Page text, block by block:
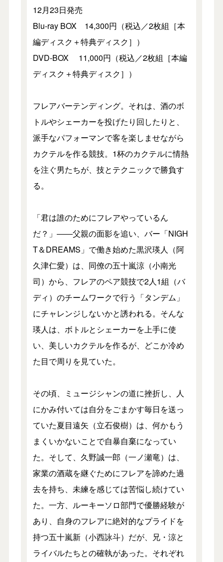
12月23日発売
Blu-ray BOX 14,300円（税込／2枚組［本
編ディスク＋特典ディスク］）
DVD-BOX 11,000円（税込／2枚組［本編
ディスク＋特典ディスク］）
フレアバーテンディング。それは、酒のボ
トルやシェーカーを投げたり回したりと、
派手なパフォーマンで客を楽しませながら
カクテルを作る競技。1杯のカクテルに情熱
を注ぐ男たちが、技とテクニックで勝負す
る。
「君は誰のためにフレアやっているん
だ？」――父親の面影を追い、バー「NIGH
T＆DREAMS」で働き始めた黒沢瑛人（阿
久津仁愛）は、同僚の五十嵐涼（小南光
司）から、フレアのペア競技で2人1組（バ
ディ）のチームワークで行う「タンデム」
にチャレンジしないかと誘われる。そんな
瑛人は、ボトルとシェーカーを上手に使
い、美しいカクテルを作るが、どこか冷め
た目で周りを見ていた。
その頃、ミュージシャンの道に挫折し、人
にかみ付いては自分をごまかす毎日を送っ
ていた夏目遠矢（立石俊樹）は、何かもう
まくいかないことで自暴自棄になってい
た。そして、久野誠一郎（一ノ瀬竜）は、
家業の酒蔵を継ぐためにフレアを諦めた過
去を持ち、未練を感じては苦悩し続けてい
た。一方、ルーキーソロ部門で優勝経験が
あり、自身のフレアに絶対的なプライドを
持つ五十嵐新（小西詠斗）だが、兄・涼と
ライバルたちとの確執があった。それぞれ